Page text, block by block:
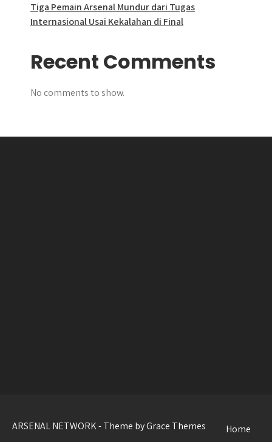
Tiga Pemain Arsenal Mundur dari Tugas
Internasional Usai Kekalahan di Final
Recent Comments
No comments to show.
ARSENAL NETWORK - Theme by Grace Themes Home